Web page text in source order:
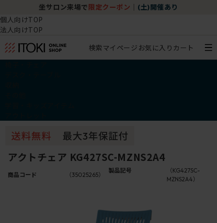
坐サロン来場で 限定クーポン (土)開催あり
個人向けTOP
法人向けTOP
検索マイページ お気に入り カート
アクトチェア KG427SC-MZNS2A4
商品コード （35025265）
製品記号
（KG427SC-
MZNS2A4）